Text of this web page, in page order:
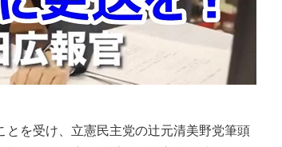
を受け、立憲民主党の辻元清美野党筆頭